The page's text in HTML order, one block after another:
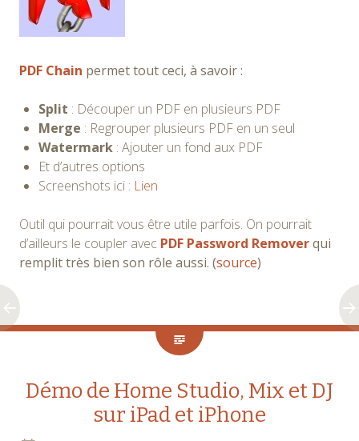
PDF Chain permet tout ceci, à savoir :
Split : Découper un PDF en plusieurs PDF
Merge : Regrouper plusieurs PDF en un seul
Watermark : Ajouter un fond aux PDF
Et d’autres options
Screenshots ici : Lien
Outil qui pourrait vous être utile parfois. On pourrait
d’ailleurs le coupler avec PDF Password Removerqui
remplit très bien son rôle aussi. (source)
Démo de Home Studio, Mix et DJ
sur iPad et iPhone